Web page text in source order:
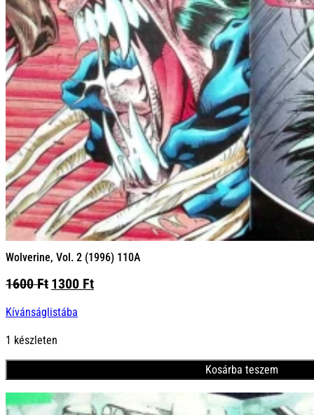
Wolverine, Vol. 2 (1996) 110A
1600Ft Original
was:
1300 FtCurrent
Kívánságlistába
1 készleten
Kosárba teszem